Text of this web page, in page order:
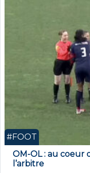
#FOOT
OM-OL : au coeur
l’arbitre